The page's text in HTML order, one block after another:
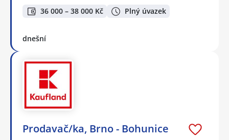
36 000 – 38 000 Kč Plný úvazek
dnešní
Prodavač/ka, Brno - Bohunice